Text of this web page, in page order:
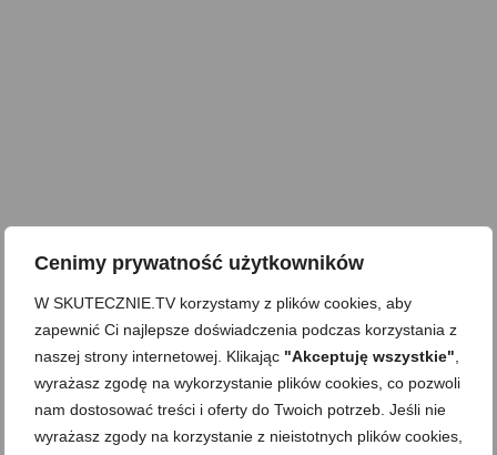
Cenimy prywatność użytkowników
W SKUTECZNIE.TV korzystamy z plików cookies, aby
zapewnić Ci najlepsze doświadczenia podczas korzystania z
naszej strony internetowej. Klikając "Akceptuję wszystkie"
wyrażasz zgodę na wykorzystanie plików cookies, co pozwoli
nam dostosować treści i oferty do Twoich potrzeb. Jeśli nie
wyrażasz zgody na korzystanie z nieistotnych plików cookies,